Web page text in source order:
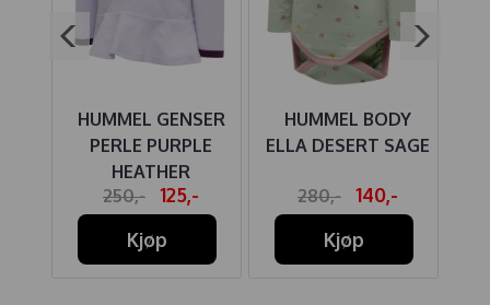
HUMMEL GENSER
PERLE PURPLE
HEATHER
250,-
125,-
Kjøp
HUMMEL BODY
ELLA DESERT SAGE
280,-
140,-
Kjøp